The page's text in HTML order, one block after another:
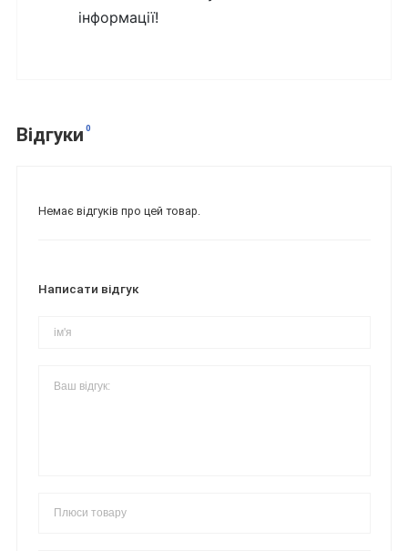
інформації!
Відгуки 0
Немає відгуків про цей товар.
Написати відгук